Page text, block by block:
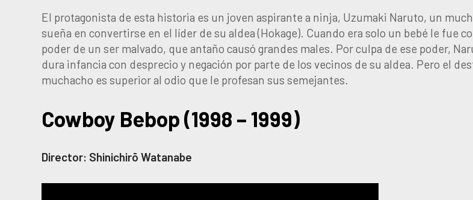
El protagonista de esta historia es un joven aspirante a ninja, Uzumaki Naruto, un
sueña en convertirse en el líder de su aldea (Hokage). Cuando era solo un bebé le fue
poder de un ser malvado, que antaño causó grandes males. Por culpa de ese poder,
dura infancia con desprecio y negación por parte de los vecinos de su aldea. Pero el
muchacho es superior al odio que le profesan sus semejantes.
Cowboy Bebop (1998 – 1999)
Director: Shinichirō Watanabe